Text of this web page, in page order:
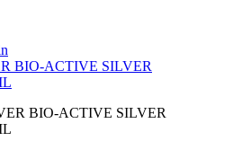
BIO-ACTIVE SILVER